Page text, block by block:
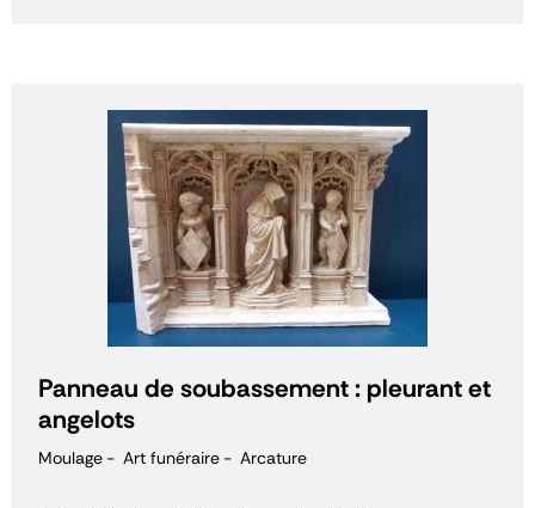
Panneau de soubassement : pleurant et
angelots
Moulage Art funéraire Arcature